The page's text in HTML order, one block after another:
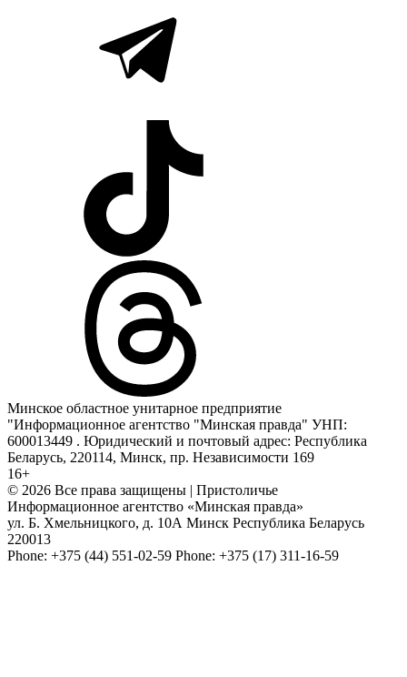
Минское областное унитарное предприятие
"Информационное агентство "Минская правда" УНП:
600013449 . Юридический и почтовый адрес: Республика
Беларусь, 220114, Минск, пр. Независимости 169
16+
© 2026 Все права защищены | Пристоличье
Информационное агентство «Минская правда»
ул. Б. Хмельницкого, д. 10А Минск Республика Беларусь
220013
Phone: +375 (44) 551-02-59 Phone: +375 (17) 311-16-59